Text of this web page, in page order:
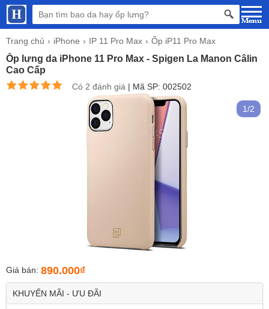
Trang chủ iPhone IP 11 Pro Max Ốp iP11 Pro Max
Ốp lưng da iPhone 11 Pro Max - Spigen La Manon Câlin
Cao Cấp
Có 2 đánh giá | Mã SP: 002502
1/2
Giá bán: 890.000₫
KHUYẾN MÃI - ƯU ĐÃI